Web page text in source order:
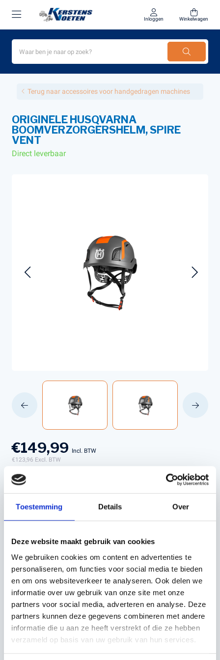
Toestemming Details Over
Deze website maakt gebruik van cookies
We gebruiken cookies om content en advertenties te
personaliseren, om functies voor social media te bieden
en om ons websiteverkeer te analyseren. Ook delen we
informatie over uw gebruik van onze site met onze
partners voor social media, adverteren en analyse. Deze
partners kunnen deze gegevens combineren met andere
informatie die u aan ze heeft verstrekt of die ze hebben
verzameld op basis van uw gebruik van hun services.
Inloggen Winkelwagen
Terug naar accessoires voor handgedragen machines
ORIGINELE HUSQVARNA
BOOMVERZORGERSHELM, SPIRE
VENT
Direct leverbaar
€149,99 Incl. BTW
€123,96 Excl. BTW
OMSCHRIJVING
De Husqvarna Spire Vent is speciaal ontworpen voor
professionele boomverzorgers die waarde hechten aan
veiligheid, comfort en stijl. Deze helm biedt maximale
bescherming zonder in te leveren op draaggemak of